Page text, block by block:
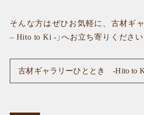
そんな方はぜひお気軽に、古材ギ
– Hito to Ki -」へお立ち寄りください
古材ギャラリーひととき -Hito to